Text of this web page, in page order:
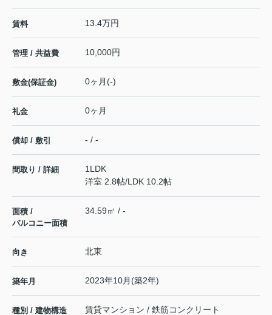
賃料 13.4万円
管理 / 共益費 10,000円
敷金(保証金) 0ヶ月(-)
礼金 0ヶ月
償却 / 敷引 - / -
間取り / 詳細
1LDK
洋室 2.8帖/LDK 10.2帖
面積 /
バルコニー面積
34.59㎡ / -
向き 北東
築年月 2023年10月(築2年)
種別 / 建物構造 賃貸マンション / 鉄筋コンクリート